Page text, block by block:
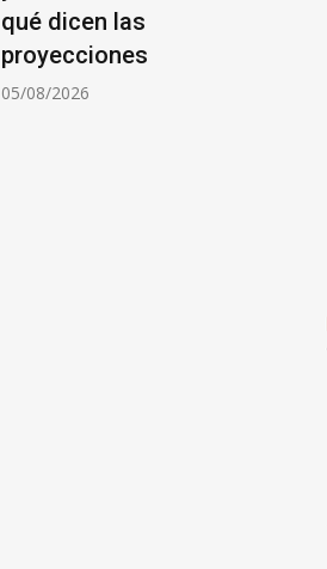
qué dicen las
proyecciones
05/08/2026